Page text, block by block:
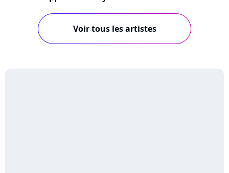
Voir tous les artistes